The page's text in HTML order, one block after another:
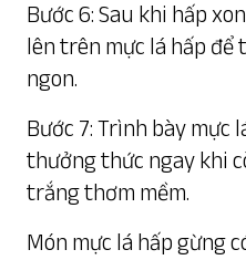
Bước 6: Sau khi hấp
lên trên mực lá hấp
ngon.
Bước 7: Trình bày mực
thưởng thức ngay khi
trắng thơm mềm.
Món mực lá hấp gừng